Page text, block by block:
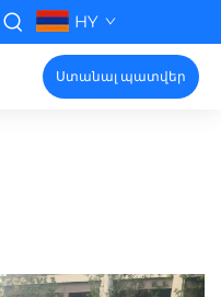
HY
Ստանալ պատվեր